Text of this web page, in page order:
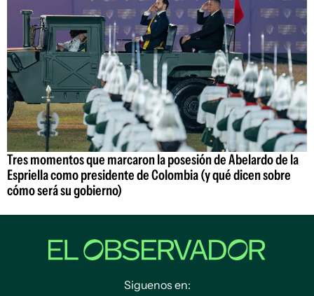
Tres momentos que marcaron la posesión de Abelardo de la
Espriella como presidente de Colombia (y qué dicen sobre
cómo será su gobierno)
Siguenos en: